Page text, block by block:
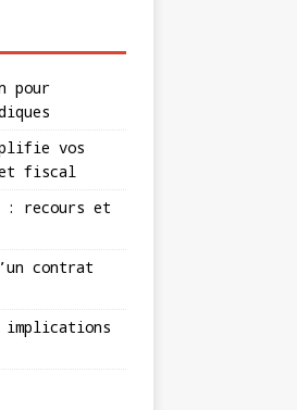
pour
vos
fiscal
: recours et
contrat
implications